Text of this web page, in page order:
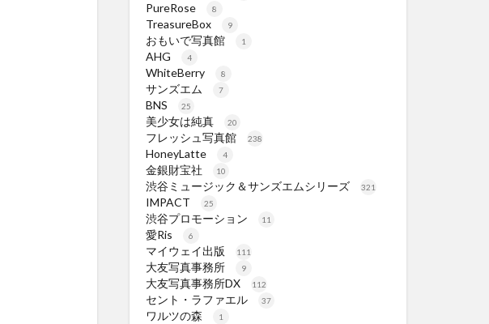
PureRose 8
TreasureBox 9
おもいで写真館 1
AHG 4
WhiteBerry 8
サンズエム 7
BNS 25
美少女は純真 20
フレッシュ写真館 238
HoneyLatte 4
金銀財宝社 10
渋谷ミュージック＆サンズエムシリーズ 321
IMPACT 25
渋谷プロモーション 11
愛Ris 6
マイウェイ出版 111
大友写真事務所 9
大友写真事務所DX 112
セント・ラファエル 37
ワルツの森 1